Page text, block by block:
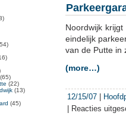
Noordwijk
eindelijk
van de Putte in
(more…)
12/15/07
Reacties
(65)
(22)
(13)
(45)